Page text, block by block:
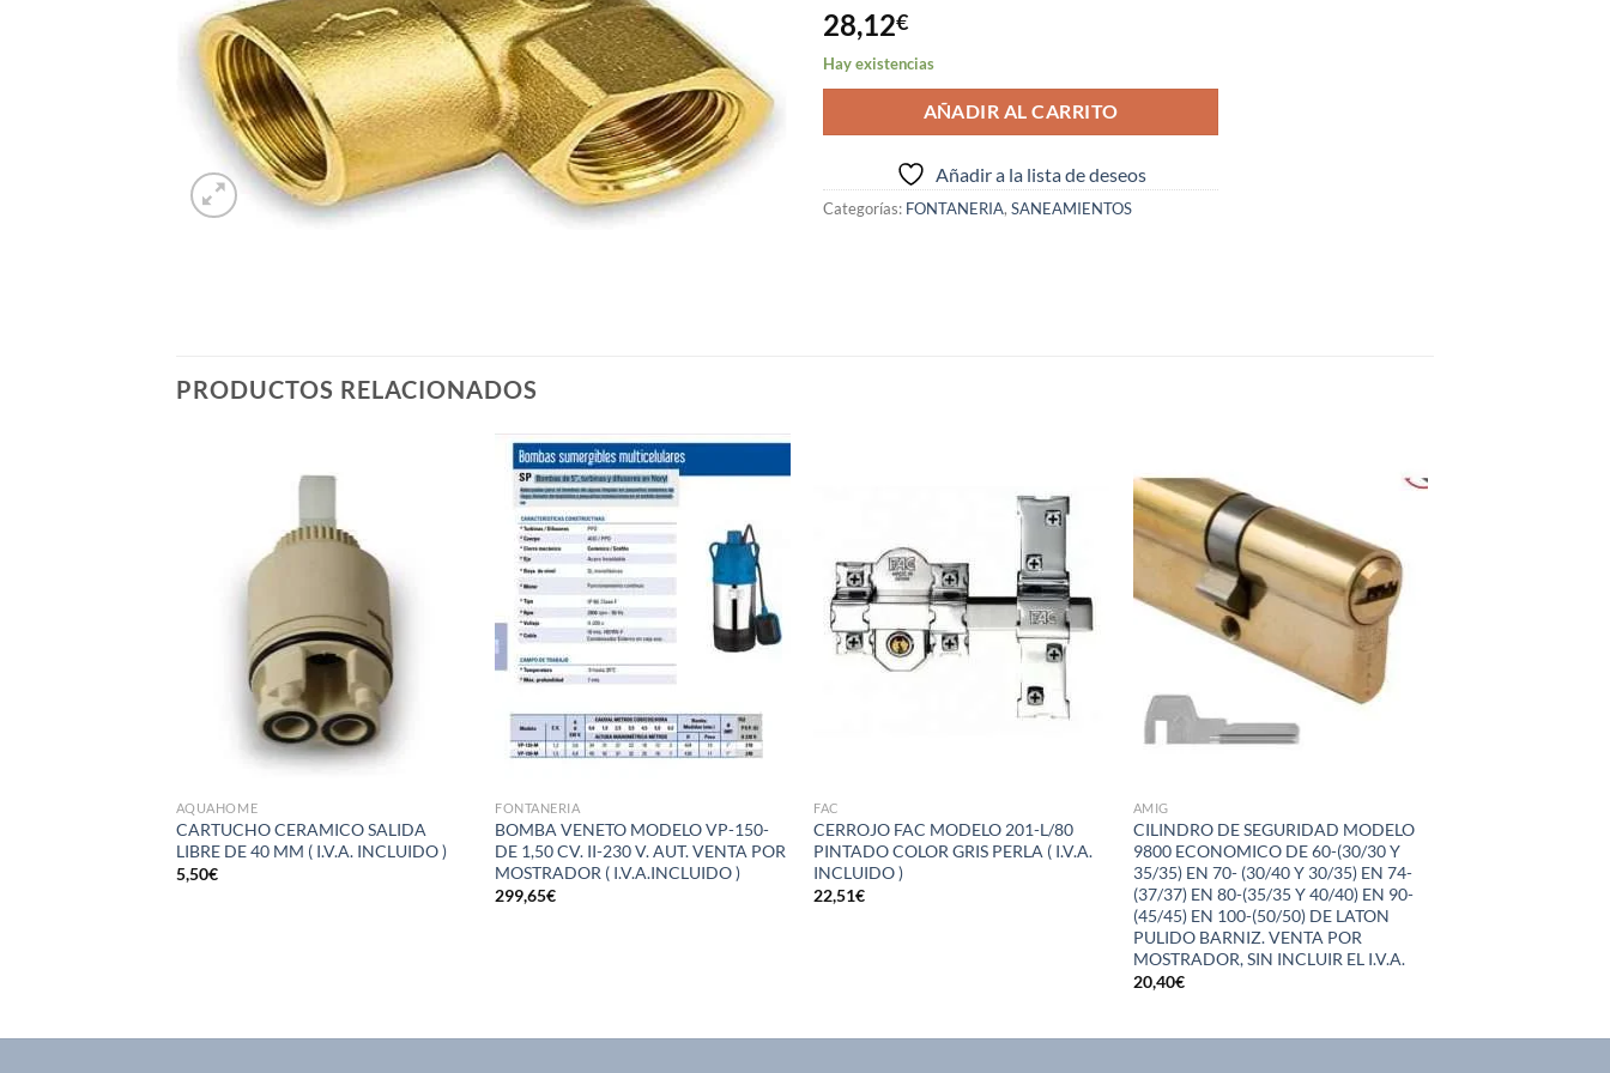
28,12€
Hay existencias
AÑADIR AL CARRITO
Añadir a la lista de deseos
Categorías: FONTANERIA, SANEAMIENTOS
PRODUCTOS RELACIONADOS
AQUAHOME
CARTUCHO CERAMICO SALIDA
LIBRE DE 40 MM ( I.V.A. INCLUIDO )
5,50€
lista de
deseos
FONTANERIA
BOMBA VENETO MODELO VP-150-
DE 1,50 CV. II-230 V. AUT. VENTA POR
MOSTRADOR ( I.V.A.INCLUIDO )
299,65€
Añadir
a la
lista de
FAC
CERROJO FAC MODELO 201-L/80
PINTADO COLOR GRIS PERLA ( I.V.A.
INCLUIDO )
22,51€
deseos
AMIG
CILINDRO DE SEGURIDAD MODELO
9800 ECONOMICO DE 60-(30/30 Y
35/35) EN 70- (30/40 Y 30/35) EN 74-
(37/37) EN 80-(35/35 Y 40/40) EN 90-
(45/45) EN 100-(50/50) DE LATON
PULIDO BARNIZ. VENTA POR
MOSTRADOR, SIN INCLUIR EL I.V.A.
20,40€